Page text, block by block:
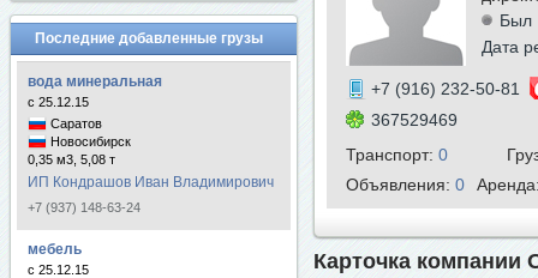
Последние добавленные грузы
вода минеральная
с 25.12.15
Саратов
Новосибирск
0,35 м3, 5,08 т
ИП Кондрашов Иван Владимирович
+7 (937) 148-63-24
мебель
с 25.12.15
Был
Дата
+7 (916) 232-50-81
367529469
Транспорт: 0
Объявления: 0
Карточка